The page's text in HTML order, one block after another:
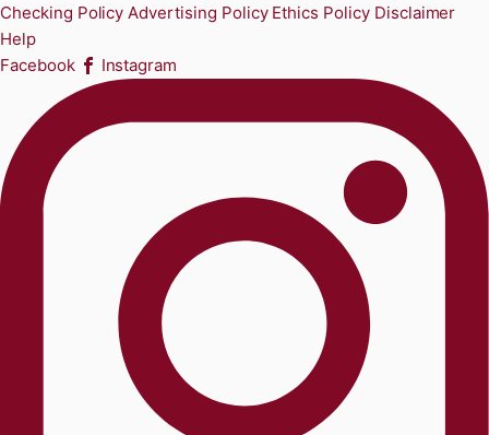
Checking Policy Advertising Policy Ethics Policy Disclaimer
Help
Facebook
Instagram